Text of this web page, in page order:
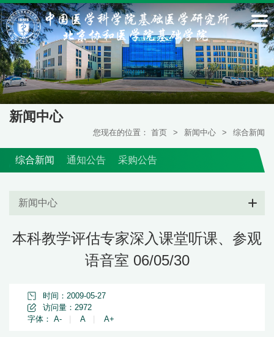
新闻中心
您现在的位置： 首页 > 新闻中心 > 综合新闻
综合新闻 通知公告 采购公告
新闻中心
本科教学评估专家深入课堂听课、参观
语音室 06/05/30
时间：2009-05-27
访问量： 2972
字体： A- A A+